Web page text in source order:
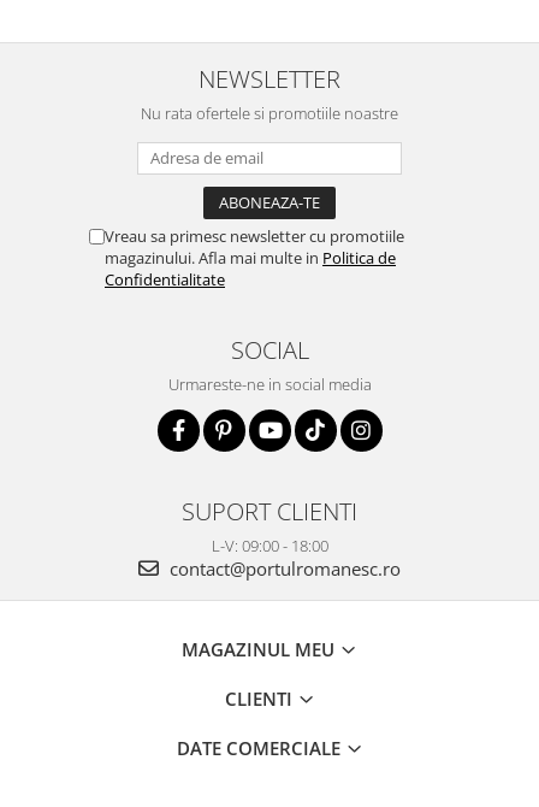
NEWSLETTER
Nu rata ofertele si promotiile noastre
Vreau sa primesc newsletter cu promotiile
magazinului. Afla mai multe in Politica de
Confidentialitate
SOCIAL
Urmareste-ne in social media
SUPORT CLIENTI
L-V: 09:00 - 18:00
contact@portulromanesc.ro
MAGAZINUL MEU
CLIENTI
DATE COMERCIALE